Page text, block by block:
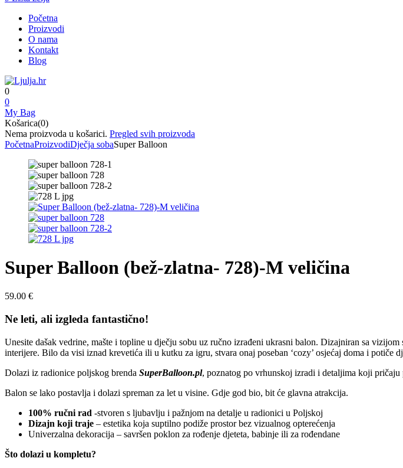
Početna
Proizvodi
O nama
Kontakt
Blog
0
0
My Bag
Košarica(0)
Nema proizvoda u košarici. Pregled svih proizvoda
PočetnaProizvodiDječja sobaSuper Balloon
Super Balloon (bež-zlatna- 728)-M veličina
59.00 €
Ne leti, ali izgleda fantastično!
Unesite dašak vedrine, mašte i topline u dječju sobu uz ručno izrađeni ukrasni balon. Dizajniran sa
interijere. Bilo da visi iznad krevetića ili u kutku za igru, stvara onaj poseban ‘cozy’ osjećaj doma i potiče
Dolazi iz radionice poljskog brenda SuperBalloon.pl, poznatog po vrhunskoj izradi i detaljima koji pričaju
Balon se lako postavlja i dolazi spreman za let u visine. Gdje god bio, bit će glavna atrakcija.
100% ručni rad -stvoren s ljubavlju i pažnjom na detalje u radionici u Poljskoj
Dizajn koji traje – estetika koja suptilno podiže prostor bez vizualnog opterećenja
Univerzalna dekoracija – savršen poklon za rođenje djeteta, babinje ili za rođendane
Što dolazi u kompletu?